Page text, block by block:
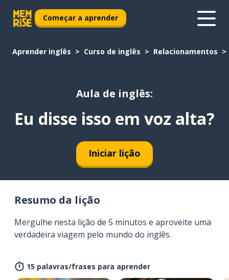
Começar a aprender
Aprender inglês Curso de inglês Relacionamentos
Aula de inglês:
Eu disse isso em voz alta?
Iniciar lição
Resumo da lição
Mergulhe nesta lição de 5 minutos e aproveite uma
verdadeira viagem pelo mundo do inglês.
15 palavras/frases para aprender